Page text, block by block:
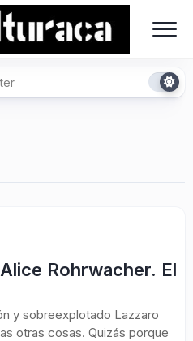
Rohrwacher. El
y sobreexplotado Lazzaro
otras cosas. Quizás porque